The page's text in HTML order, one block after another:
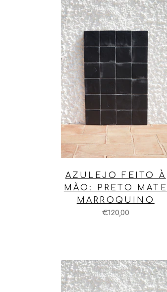
AZULEJO FEITO À
MÃO: PRETO MATE
MARROQUINO
€120,00